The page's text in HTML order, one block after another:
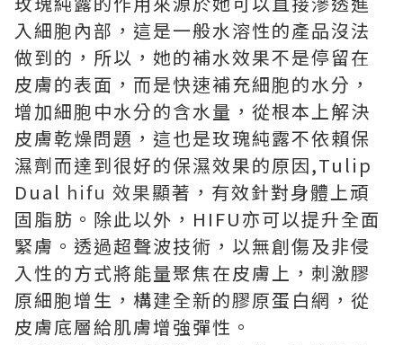
入細胞內部，這是一般水溶性的產品沒法
做到的，所以，她的補水效果不是停留在
皮膚的表面，而是快速補充細胞的水分，
增加細胞中水分的含水量，從根本上解決
皮膚乾燥問題，這也是玫瑰純露不依賴保
濕劑而達到很好的保濕效果的原因,Tulip
Dual hifu 效果顯著，有效針對身體上頑
固脂肪。除此以外，HIFU亦可以提升全面
緊膚。透過超聲波技術，以無創傷及非侵
入性的方式將能量聚焦在皮膚上，刺激膠
原細胞增生，構建全新的膠原蛋白網，從
皮膚底層給肌膚增強彈性。